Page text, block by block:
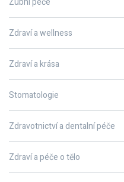
Zdraví a wellness
Zdraví a krása
Stomatologie
Zdravotnictví a dentalní péče
Zdraví a péče o tělo